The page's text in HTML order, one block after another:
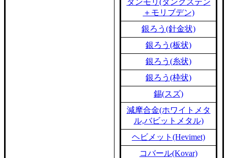
タンモリ(タングステン
＋モリブデン)
銀ろう(針金状)
銀ろう(板状)
銀ろう(糸状)
銀ろう(枠状)
錫(スズ)
減摩合金(ホワイトメタ
ル,バビットメタル)
ヘビメット(Hevimet)
コバール(Kovar)